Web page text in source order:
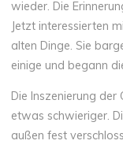
wieder. Die
Jetzt interessierten
alten Dinge. Sie
einige und begann
Die Inszenierung der
etwas schwieriger.
außen fest